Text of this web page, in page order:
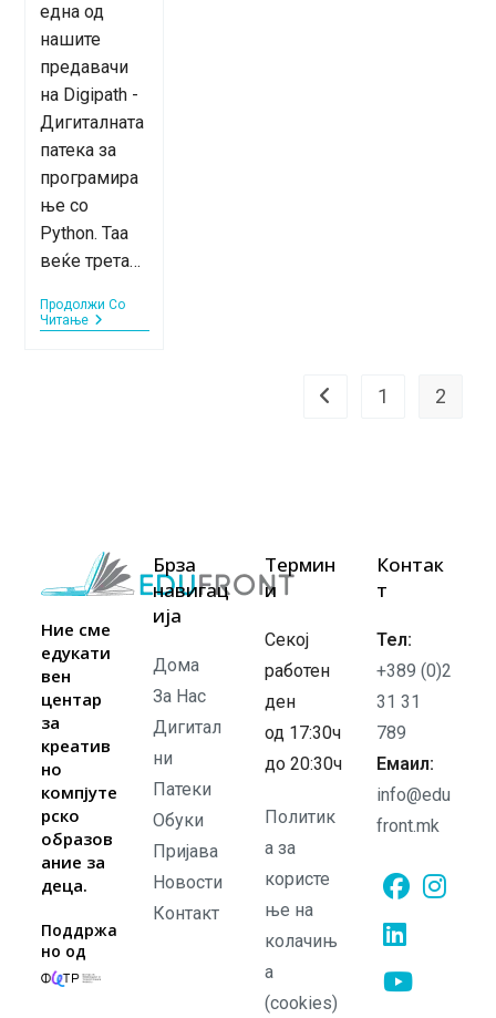
една од
нашите
предавачи
на Digipath -
Дигиталната
патека за
програмира
ње со
Python. Таа
веќе трета…
Продолжи Со
ЧитањеЗапознајте
Go to the previous page
1 2
Ние сме
едукати
вен
центар
за
креатив
но
компјуте
рско
образов
ание за
деца.
Поддржа
но од
Брза
навигац
ија
Дома
За Нас
Дигитал
ни
Патеки
Обуки
Пријава
Новости
Контакт
Термин
и
Секој
работен
ден
од 17:30ч
до 20:30ч
Политик
а за
користе
ње на
колачињ
а
(cookies)
Контак
т
Тел:
+389 (0)2
31 31
789
Емаил:
info@edu
front.mk
Opens
in
aOpens